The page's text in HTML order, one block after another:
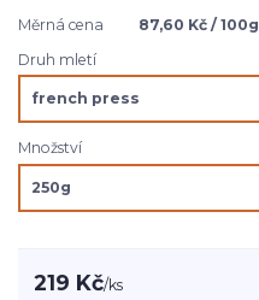
Měrná cena
87,60 Kč / 100g
Druh mletí
Množství
219 Kč/ks